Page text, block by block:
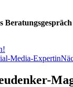
Media-Expertin